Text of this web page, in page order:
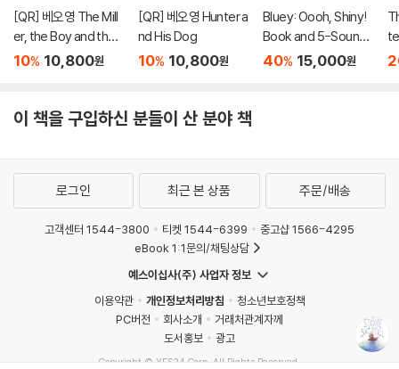
[QR] 베오영 The Mill
er, the Boy and the
Donkey
10% 10,800원
[QR] 베오영 Hunter a
nd His Dog
10% 10,800원
Bluey: Oooh, Shiny!
Book and 5-Sound
Flashlight Set [With
40% 15,000원
이 책을 구입하신 분들이 산 분야 책
로그인 최근 본 상품 주문/배송
고객센터 1544-3800 티켓 1544-6399
중고샵 1566-4295
eBook 1:1문의/채팅상담
예스이십사(주) 사업자 정보
이용약관
개인정보처리방침
청소년보호정책
PC버전
회사소개
거래처관계자께
도서홍보
광고
Copyright © YES24 Corp. All Rights Reserved.